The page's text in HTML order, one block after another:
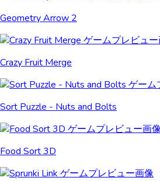
Geometry Arrow 2
Crazy Fruit Merge
Sort Puzzle - Nuts and Bolts
Food Sort 3D